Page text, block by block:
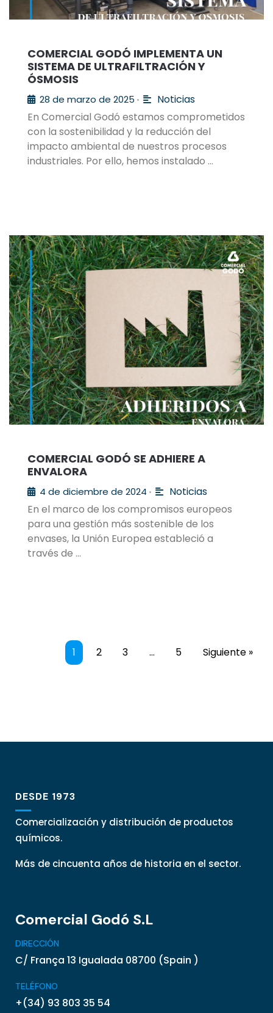
COMERCIAL GODÓ IMPLEMENTA UN
SISTEMA DE ULTRAFILTRACIÓN Y
ÓSMOSIS
28 de marzo de 2025 •
Noticias
En Comercial Godó estamos comprometidos
con la sostenibilidad y la reducción del
impacto ambiental de nuestros procesos
industriales. Por ello, hemos instalado …
COMERCIAL GODÓ SE ADHIERE A
ENVALORA
4 de diciembre de 2024 •
Noticias
En el marco de los compromisos europeos
para una gestión más sostenible de los
envases, la Unión Europea estableció a
través de …
1 2 3 … 5 Siguiente »
DESDE 1973
Comercialización y distribución de productos
químicos.
Más de cincuenta años de historia en el sector.
Comercial Godó S.L
DIRECCIÓN
C/ França 13 Igualada 08700 (Spain )
TELÉFONO
+(34) 93 803 35 54